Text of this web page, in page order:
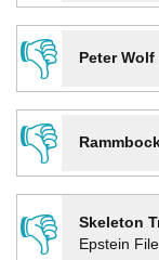
👎
Peter Wolf
👎
👎
Skeleton
Epstein